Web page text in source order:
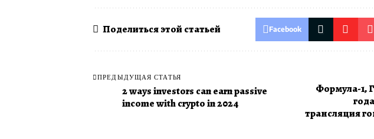
Поделиться этой статьей Facebook
ПРЕДЫДУЩАЯ СТАТЬЯ
2 ways investors can earn passive
income with crypto in 2024
Формула-1,
трансляция